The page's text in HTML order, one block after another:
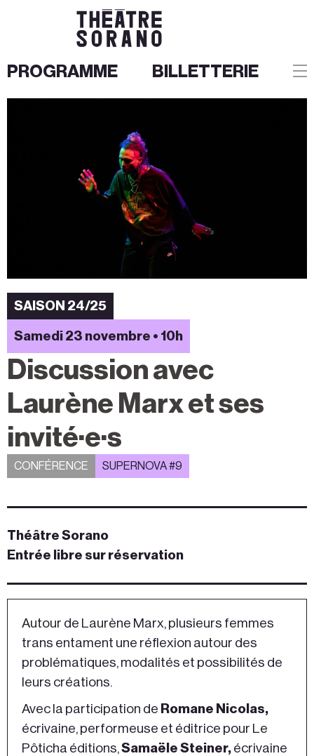
PROGRAMME BILLETTERIE
SAISON 24/25
Samedi 23 novembre • 10h
Discussion avec
Laurène Marx et ses
invité·e·s
CONFÉRENCE SUPERNOVA #9
Théâtre Sorano
Entrée libre sur réservation
Autour de Laurène Marx, plusieurs femmes
trans entament une réflexion autour des
problématiques, modalités et possibilités de
leurs créations.
Avec la participation de Romane Nicolas,
écrivaine, performeuse et éditrice pour Le
Pôticha éditions,Samaële Steiner, écrivaine